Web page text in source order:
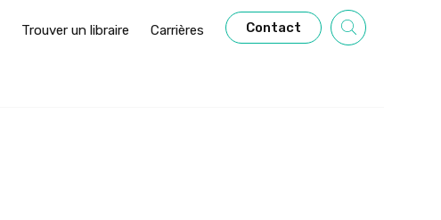
Trouver un libraire Carrières Contact